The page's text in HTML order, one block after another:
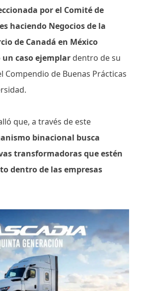
por el Comité de
haciendo Negocios de la
de Canadá en México
un caso ejemplar dentro de su
Compendio de Buenas Prácticas
que, a través de este
binacional busca
transformadoras que estén
dentro de las empresas